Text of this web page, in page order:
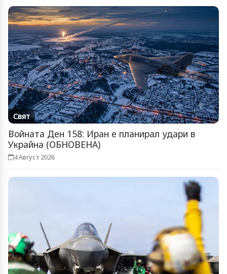
Свят
Войната Ден 158: Иран е планирал удари в
Украйна (ОБНОВЕНА)
4 Август 2026